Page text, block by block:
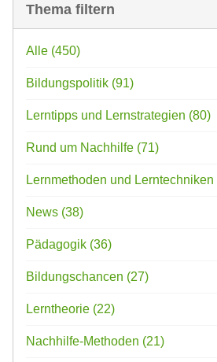
Thema filtern
Alle (450)
Bildungspolitik (91)
Lerntipps und Lernstrategien (80)
Rund um Nachhilfe (71)
Lernmethoden und Lerntechniken
News (38)
Pädagogik (36)
Bildungschancen (27)
Lerntheorie (22)
Nachhilfe-Methoden (21)